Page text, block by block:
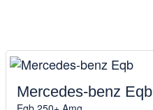
Mercedes-benz Eqb